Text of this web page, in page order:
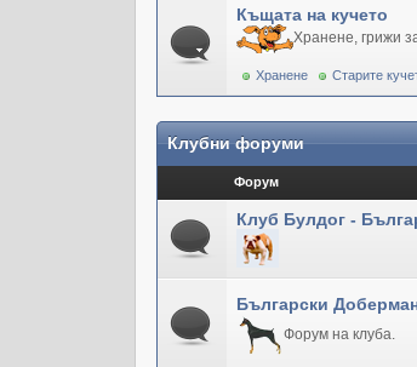
Къщата на кучето
Хранене, грижи
Хранене Старите
Клубни форуми
Форум
Клуб Булдог -
Български
Форум на клуба.